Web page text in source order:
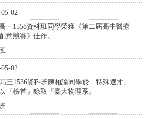
05-02
一1558資科班同學榮獲《第二屆高中醫療
意競賽》佳作。
05-02
三1536資科班陳柏諭同學於「特殊選才」
『榜首』錄取『臺大物理系』